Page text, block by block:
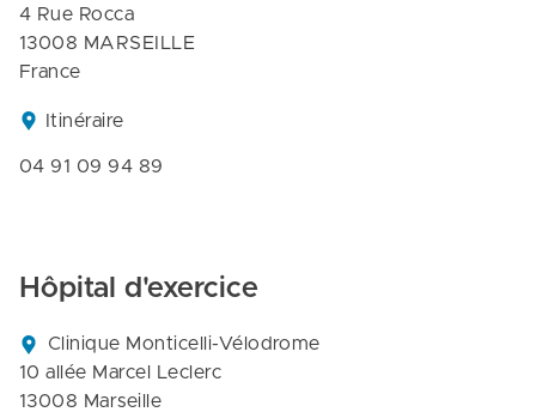
4 Rue Rocca
13008 MARSEILLE
France
Itinéraire
04 91 09 94 89
Hôpital d'exercice
Clinique Monticelli-Vélodrome
10 allée Marcel Leclerc
13008 Marseille